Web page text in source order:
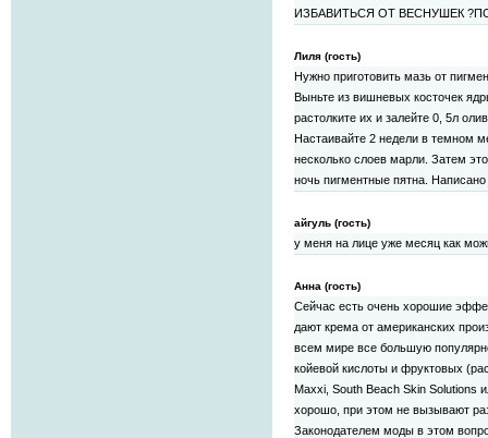
ИЗБАВИТЬСЯ ОТ ВЕСНУШЕК
Лиля (гость)
Нужно приготовить мазь от
Выньте из вишневых косточек
растолките их и залейте 0, 5л
Настаивайте 2 недели в темном
несколько слоев марли. Затем
ночь пигментные пятна. Написано
айгуль (гость)
у меня на лице уже месяц как
Анна (гость)
Сейчас есть очень хорошие
дают крема от американских
всем мире все большую
койевой кислоты и фруктовых
Maxxi, South Beach Skin Solutions
хорошо, при этом не вызывают
Законодателем моды в этом